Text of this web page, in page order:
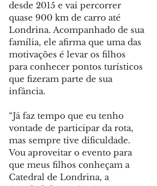
desde 2015 e vai percorrer
quase 900 km de carro até
Londrina. Acompanhado de sua
família, ele afirma que uma das
motivações é levar os filhos
para conhecer pontos turísticos
que fizeram parte de sua
infância.
“Já faz tempo que eu tenho
vontade de participar da rota,
mas sempre tive dificuldade.
Vou aproveitar o evento para
que meus filhos conheçam a
Catedral de Londrina, a